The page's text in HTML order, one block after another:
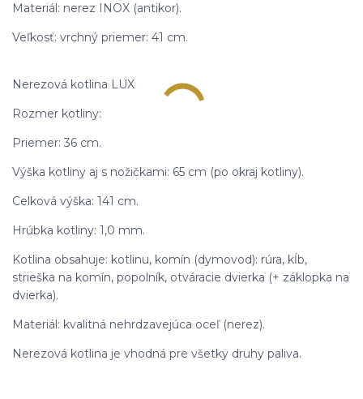
Materiál: nerez INOX (antikor).
Veľkosť: vrchný priemer: 41 cm.
Nerezová kotlina LUX
Rozmer kotliny:
Priemer: 36 cm.
Výška kotliny aj s nožičkami: 65 cm (po okraj kotliny).
Celková výška: 141 cm.
Hrúbka kotliny: 1,0 mm.
Kotlina obsahuje: kotlinu, komín (dymovod): rúra, kĺb,
strieška na komín, popolník, otváracie dvierka (+ záklopka na
dvierka).
Materiál: kvalitná nehrdzavejúca oceľ (nerez).
Nerezová kotlina je vhodná pre všetky druhy paliva.